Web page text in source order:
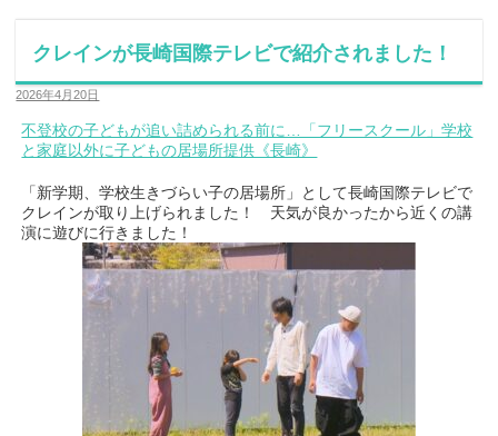
クレインが長崎国際テレビで紹介されました！
2026年4月20日
不登校の子どもが追い詰められる前に…「フリースクール」学校
と家庭以外に子どもの居場所提供《長崎》
「新学期、学校生きづらい子の居場所」として長崎国際テレビで
クレインが取り上げられました！ 天気が良かったから近くの講
演に遊びに行きました！